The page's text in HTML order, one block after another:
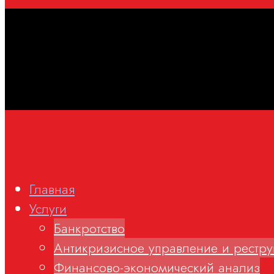
Главная
Услуги
Банкротство
Антикризисное управление и
Финансово-экономический анализ